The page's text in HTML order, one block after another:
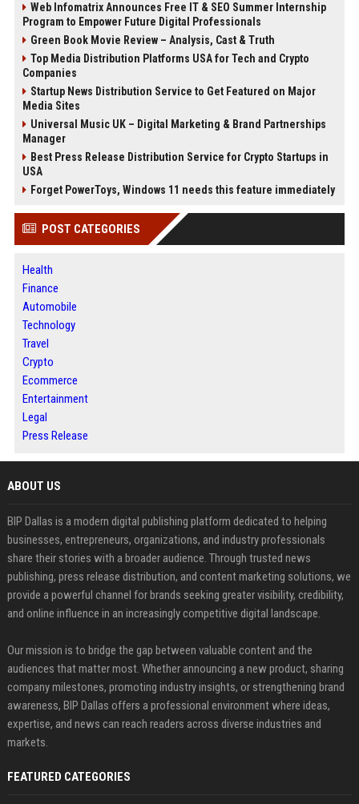
Web Infomatrix Announces Free IT & SEO Summer Internship
Program to Empower Future Digital Professionals
Green Book Movie Review – Analysis, Cast & Truth
Top Media Distribution Platforms USA for Tech and Crypto
Companies
Startup News Distribution Service to Get Featured on Major
Media Sites
Universal Music UK – Digital Marketing & Brand Partnerships
Manager
Best Press Release Distribution Service for Crypto Startups in
USA
Forget PowerToys, Windows 11 needs this feature immediately
POST CATEGORIES
Health
Finance
Automobile
Technology
Travel
Crypto
Ecommerce
Entertainment
Legal
Press Release
ABOUT US
BIP Dallas is a modern digital publishing platform dedicated to helping
businesses, entrepreneurs, organizations, and industry professionals
share their stories with a broader audience. Through trusted news
publishing, press release distribution, and content marketing solutions, we
provide a powerful channel for brands seeking greater visibility, credibility,
and online influence in an increasingly competitive digital landscape.
Our mission is to bridge the gap between valuable content and the
audiences that matter most. Whether announcing a new product, sharing
company milestones, promoting industry insights, or strengthening brand
awareness, BIP Dallas offers a professional environment where ideas,
expertise, and news can reach readers across diverse industries and
markets.
FEATURED CATEGORIES